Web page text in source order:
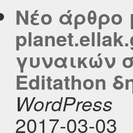
Νέο άρθρο
γυναικών
Editathon
WordPress
2017-03-03